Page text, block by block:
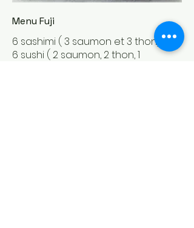
Menu Fuji
6 sashimi ( 3 saumon et 3 thon)
6 sushi ( 2 saumon, 2 thon, 1